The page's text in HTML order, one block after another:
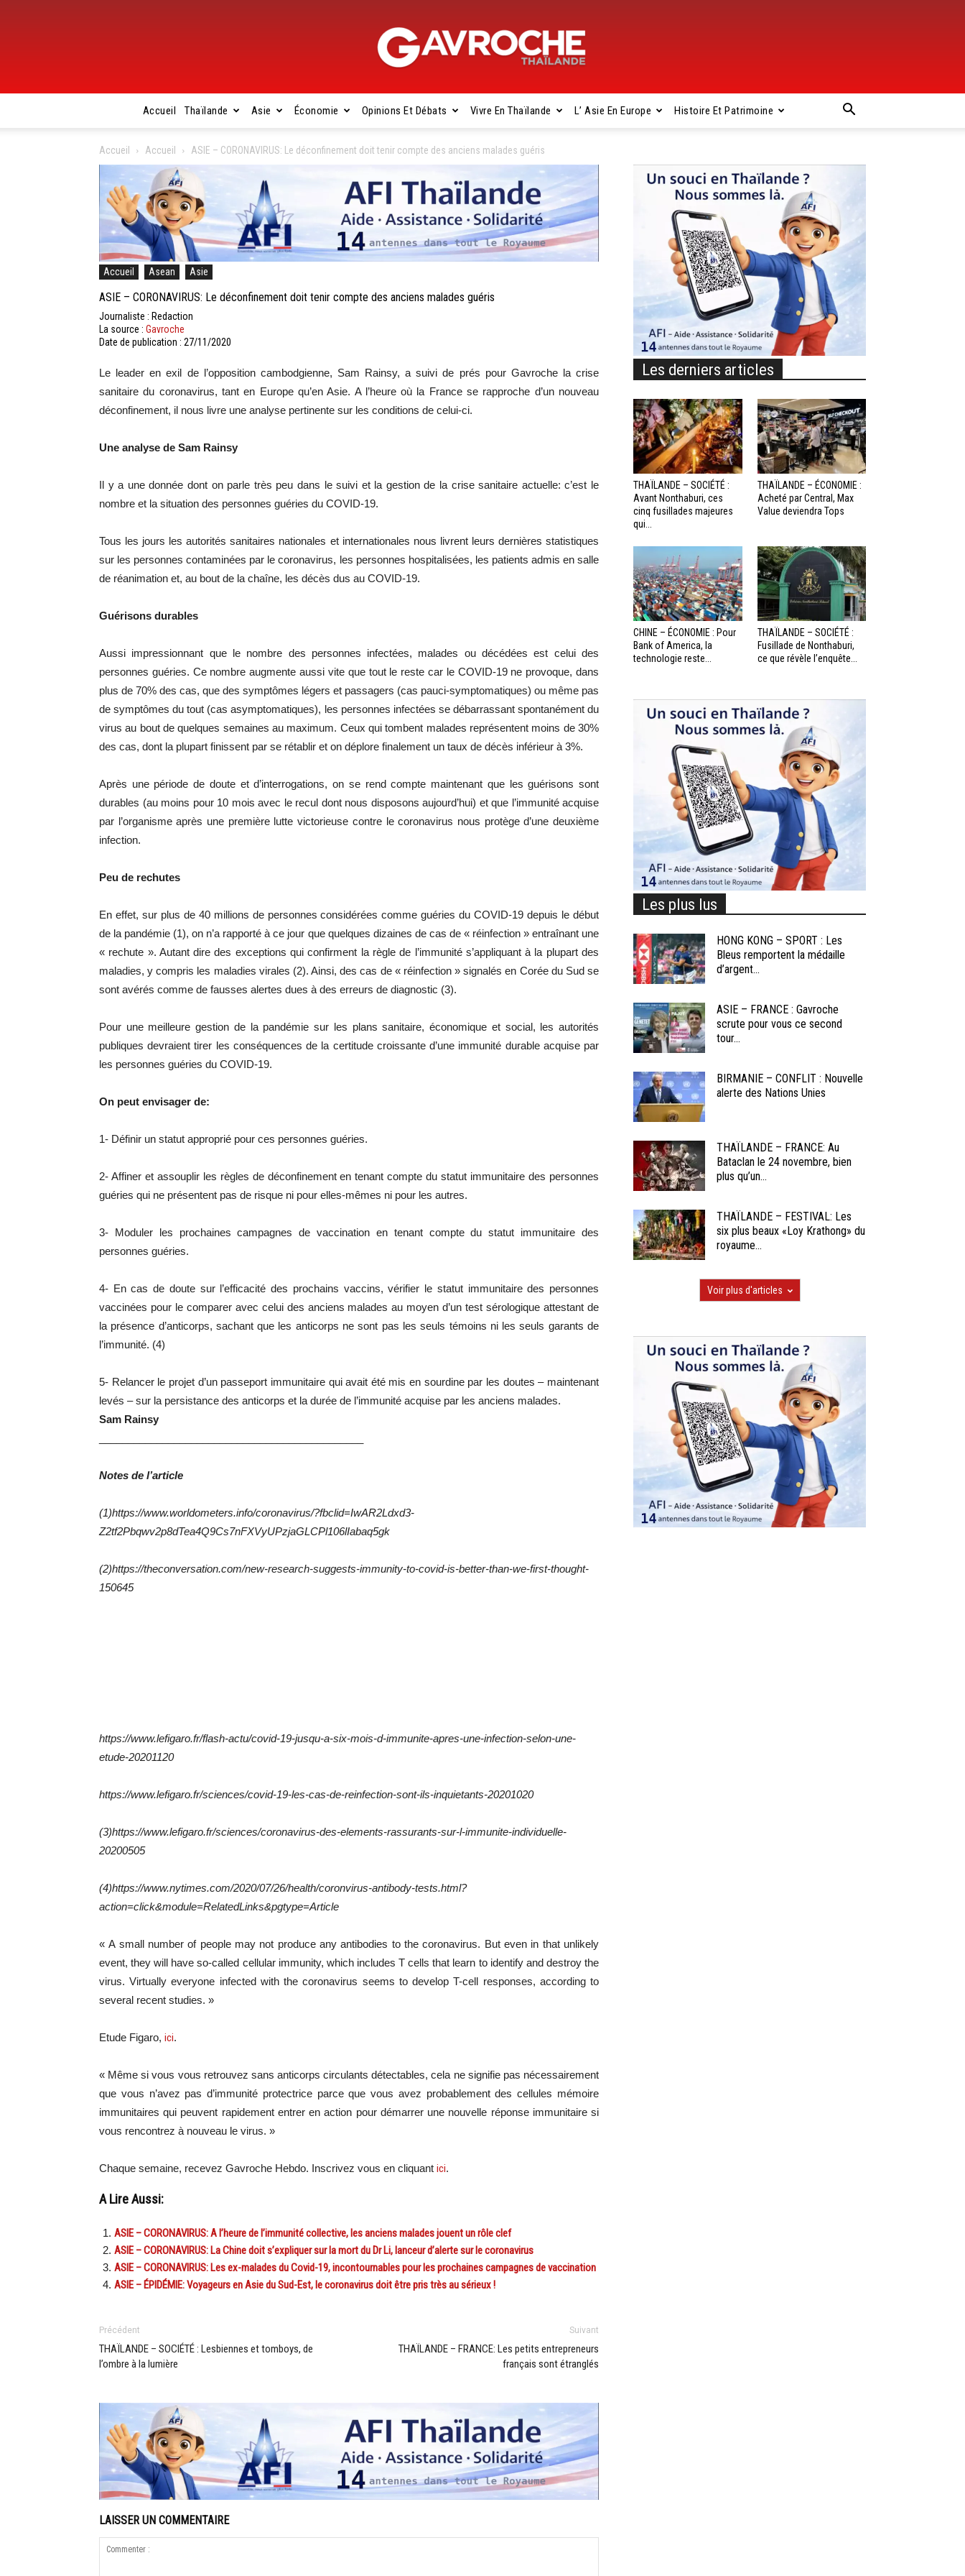
Gavroche
Thaïlande
Accueil Thaïlande Asie Économie Opinions Et Débats Vivre En Thaïlande L’ Asie En Europe Histoire Et Patrimoine
Accueil Accueil ASIE – CORONAVIRUS: Le déconfinement doit tenir compte des anciens malades guéris
Accueil Asean Asie
ASIE – CORONAVIRUS: Le déconfinement doit tenir compte des anciens malades guéris
Journaliste : Redaction
La source : Gavroche
Date de publication : 27/11/2020
Le leader en exil de l’opposition cambodgienne, Sam Rainsy, a suivi de prés pour Gavroche la crise
sanitaire du coronavirus, tant en Europe qu’en Asie. A l’heure où la France se rapproche d’un nouveau
déconfinement, il nous livre une analyse pertinente sur les conditions de celui-ci.
Une analyse de Sam Rainsy
Il y a une donnée dont on parle très peu dans le suivi et la gestion de la crise sanitaire actuelle: c’est le
nombre et la situation des personnes guéries du COVID-19.
Tous les jours les autorités sanitaires nationales et internationales nous livrent leurs dernières statistiques
sur les personnes contaminées par le coronavirus, les personnes hospitalisées, les patients admis en salle
de réanimation et, au bout de la chaîne, les décès dus au COVID-19.
Guérisons durables
Aussi impressionnant que le nombre des personnes infectées, malades ou décédées est celui des
personnes guéries. Ce nombre augmente aussi vite que tout le reste car le COVID-19 ne provoque, dans
plus de 70% des cas, que des symptômes légers et passagers (cas pauci-symptomatiques) ou même pas
de symptômes du tout (cas asymptomatiques), les personnes infectées se débarrassant spontanément du
virus au bout de quelques semaines au maximum. Ceux qui tombent malades représentent moins de 30%
des cas, dont la plupart finissent par se rétablir et on déplore finalement un taux de décès inférieur à 3%.
Après une période de doute et d’interrogations, on se rend compte maintenant que les guérisons sont
durables (au moins pour 10 mois avec le recul dont nous disposons aujourd’hui) et que l’immunité acquise
par l’organisme après une première lutte victorieuse contre le coronavirus nous protège d’une deuxième
infection.
Peu de rechutes
En effet, sur plus de 40 millions de personnes considérées comme guéries du COVID-19 depuis le début
de la pandémie (1), on n’a rapporté à ce jour que quelques dizaines de cas de « réinfection » entraînant une
« rechute ». Autant dire des exceptions qui confirment la règle de l’immunité s’appliquant à la plupart des
maladies, y compris les maladies virales (2). Ainsi, des cas de « réinfection » signalés en Corée du Sud se
sont avérés comme de fausses alertes dues à des erreurs de diagnostic (3).
Pour une meilleure gestion de la pandémie sur les plans sanitaire, économique et social, les autorités
publiques devraient tirer les conséquences de la certitude croissante d’une immunité durable acquise par
les personnes guéries du COVID-19.
On peut envisager de:
1- Définir un statut approprié pour ces personnes guéries.
2- Affiner et assouplir les règles de déconfinement en tenant compte du statut immunitaire des personnes
guéries qui ne présentent pas de risque ni pour elles-mêmes ni pour les autres.
3- Moduler les prochaines campagnes de vaccination en tenant compte du statut immunitaire des
personnes guéries.
4- En cas de doute sur l’efficacité des prochains vaccins, vérifier le statut immunitaire des personnes
vaccinées pour le comparer avec celui des anciens malades au moyen d’un test sérologique attestant de
la présence d’anticorps, sachant que les anticorps ne sont pas les seuls témoins ni les seuls garants de
l’immunité. (4)
5- Relancer le projet d’un passeport immunitaire qui avait été mis en sourdine par les doutes – maintenant
levés – sur la persistance des anticorps et la durée de l’immunité acquise par les anciens malades.
Sam Rainsy
Notes de l’article
(1)https://www.worldometers.info/coronavirus/?fbclid=IwAR2Ldxd3-
Z2tf2Pbqwv2p8dTea4Q9Cs7nFXVyUPzjaGLCPl106lIabaq5gk
(2)https://theconversation.com/new-research-suggests-immunity-to-covid-is-better-than-we-first-thought-
150645
https://www.lefigaro.fr/flash-actu/covid-19-jusqu-a-six-mois-d-immunite-apres-une-infection-selon-une-
etude-20201120
https://www.lefigaro.fr/sciences/covid-19-les-cas-de-reinfection-sont-ils-inquietants-20201020
(3)https://www.lefigaro.fr/sciences/coronavirus-des-elements-rassurants-sur-l-immunite-individuelle-
20200505
(4)https://www.nytimes.com/2020/07/26/health/coronvirus-antibody-tests.html?
action=click&module=RelatedLinks&pgtype=Article
« A small number of people may not produce any antibodies to the coronavirus. But even in that unlikely
event, they will have so-called cellular immunity, which includes T cells that learn to identify and destroy the
virus. Virtually everyone infected with the coronavirus seems to develop T-cell responses, according to
several recent studies. »
Etude Figaro, ici.
« Même si vous vous retrouvez sans anticorps circulants détectables, cela ne signifie pas nécessairement
que vous n’avez pas d’immunité protectrice parce que vous avez probablement des cellules mémoire
immunitaires qui peuvent rapidement entrer en action pour démarrer une nouvelle réponse immunitaire si
vous rencontrez à nouveau le virus. »
Chaque semaine, recevez Gavroche Hebdo. Inscrivez vous en cliquant ici.
A Lire Aussi:
ASIE – CORONAVIRUS: A l’heure de l’immunité collective, les anciens malades jouent un rôle clef
ASIE – CORONAVIRUS: La Chine doit s’expliquer sur la mort du Dr Li, lanceur d’alerte sur le coronavirus
ASIE – CORONAVIRUS: Les ex-malades du Covid-19, incontournables pour les prochaines campagnes de vaccination
ASIE – ÉPIDÉMIE: Voyageurs en Asie du Sud-Est, le coronavirus doit être pris très au sérieux !
Précédent
THAÏLANDE – SOCIÉTÉ : Lesbiennes et tomboys, de
l’ombre à la lumière
Suivant
THAÏLANDE – FRANCE: Les petits entrepreneurs
français sont étranglés
LAISSER UN COMMENTAIRE
Les derniers articles
THAÏLANDE – SOCIÉTÉ :
Avant Nonthaburi, ces
cinq fusillades majeures
qui...
THAÏLANDE – ÉCONOMIE :
Acheté par Central, Max
Value deviendra Tops
CHINE – ÉCONOMIE : Pour
Bank of America, la
technologie reste...
THAÏLANDE – SOCIÉTÉ :
Fusillade de Nonthaburi,
ce que révèle l’enquête...
Les plus lus
HONG KONG – SPORT : Les
Bleus remportent la médaille
d’argent...
ASIE – FRANCE : Gavroche
scrute pour vous ce second
tour...
BIRMANIE – CONFLIT : Nouvelle
alerte des Nations Unies
THAÏLANDE – FRANCE: Au
Bataclan le 24 novembre, bien
plus qu’un...
THAÏLANDE – FESTIVAL: Les
six plus beaux «Loy Krathong» du
royaume...
Voir plus d'articles